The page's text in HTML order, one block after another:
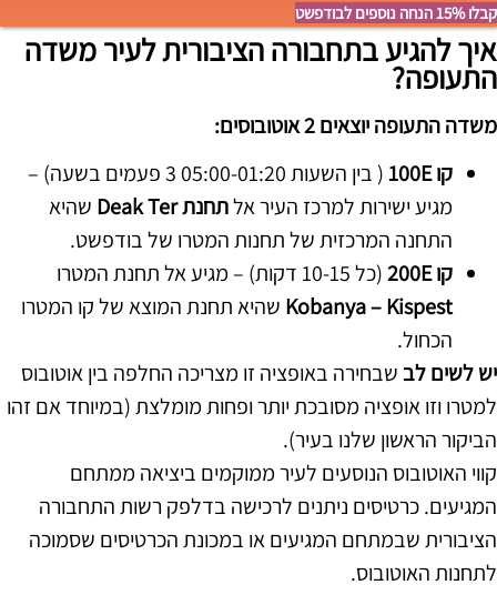
קבלו 15% הנחה נוספים לבודפשט
איך להגיע בתחבורה הציבורית לעיר משדה
התעופה?
משדה התעופה יוצאים 2 אוטובוסים:
קו 100E
( בין השעות 05:00-01:20 3 פעמים בשעה) –
מגיע ישירות למרכז העיר אלתחנת Deak Ter
שהיא
התחנה המרכזית של תחנות המטרו של בודפשט.
קו 200E
(כל 10-15 דקות) – מגיע אל תחנת המטרו
Kobanya – Kispest שהיא תחנת המוצא של קו המטרו
הכחול.
יש לשים לב שבחירה באופציה זו מצריכה החלפה בין אוטובוס
למטרו וזו אופציה מסובכת יותר ופחות מומלצת (במיוחד אם זהו
הביקור הראשון שלנו בעיר).
קווי האוטובוס הנוסעים לעיר ממוקמים ביציאה ממתחם
המגיעים. כרטיסים ניתנים לרכישה בדלפק רשות התחבורה
הציבורית שבמתחם המגיעים או במכונת הכרטיסים שסמוכה
לתחנות האוטובוס.